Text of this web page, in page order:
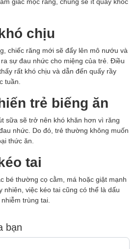
chịu
chiếc răng mới sẽ đẩy lên mô nướu và
sự đau nhức cho miệng của trẻ. Điều
rất khó chịu và dẫn đến quấy rầy
tuần.
trẻ biếng ăn
sữa sẽ trở nên khó khăn hơn vì răng
nhức. Do đó, trẻ thường không muốn
thức ăn.
tai
bé thường cọ cằm, má hoặc giật mạnh
nhiên, việc kéo tai cũng có thể là dấu
trùng tai.
bạn